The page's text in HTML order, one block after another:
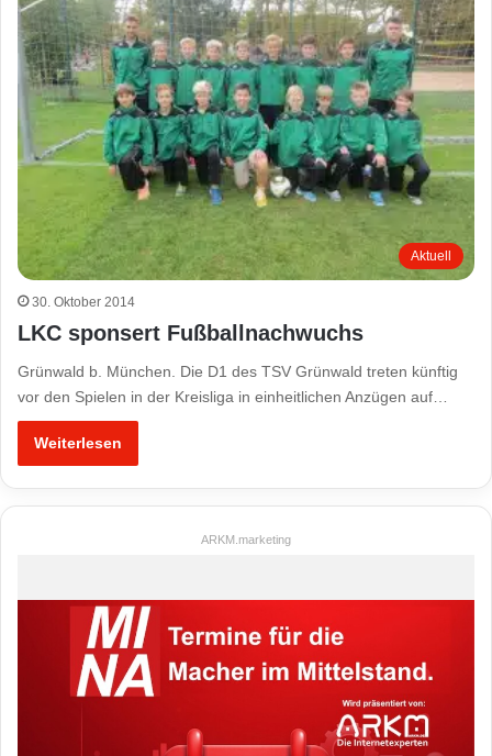
Aktuell
30. Oktober 2014
LKC sponsert Fußballnachwuchs
Grünwald b. München. Die D1 des TSV Grünwald treten künftig
vor den Spielen in der Kreisliga in einheitlichen Anzügen auf…
Weiterlesen
ARKM.marketing